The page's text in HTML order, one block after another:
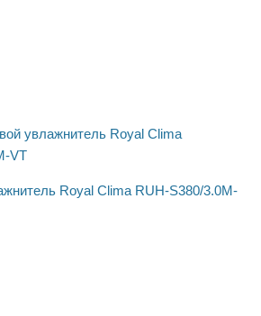
Royal Clima RUH-S380/3.0M-